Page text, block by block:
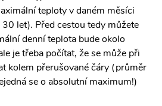
teploty v daném měsíci
let). Před cestou tedy můžete
denní teplota bude okolo
je třeba počítat, že se může při
kolem přerušované čáry (průměr
se o absolutní maximum!)